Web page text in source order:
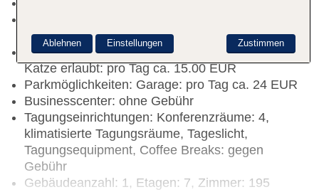
American Express, Diners, EC Karte/Maestro
Haustier: Hund erlaubt: pro Tag ca. 15.00 EUR,
Katze erlaubt: pro Tag ca. 15.00 EUR
Parkmöglichkeiten: Garage: pro Tag ca. 24 EUR
Businesscenter: ohne Gebühr
Tagungseinrichtungen: Konferenzräume: 4,
klimatisierte Tagungsräume, Tageslicht,
Tagungsequipment, Coffee Breaks: gegen
Gebühr
Gebäudeanzahl: 1, Etagen: 7, Zimmer: 195
Zustimmen
Ablehnen Einstellungen